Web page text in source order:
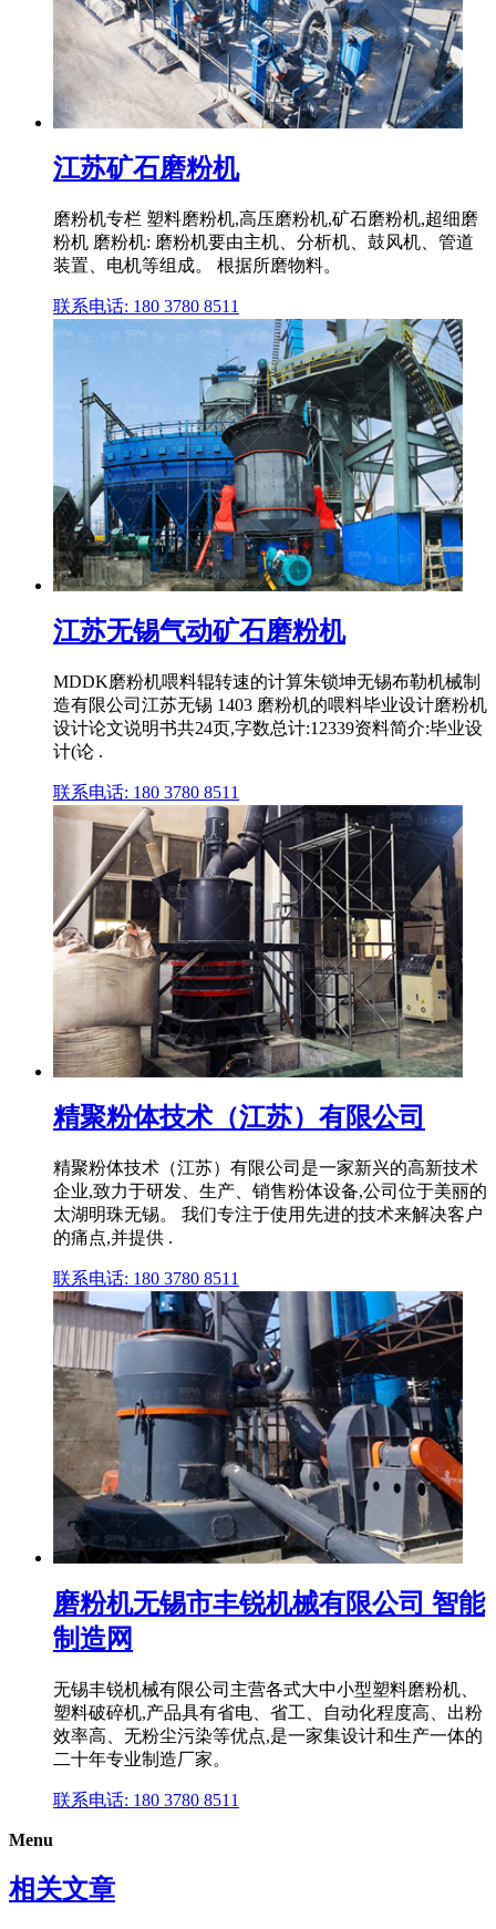
江苏矿石磨粉机
磨粉机专栏 塑料磨粉机,高压磨粉机,矿石磨粉机,超细磨
粉机 磨粉机: 磨粉机要由主机、分析机、鼓风机、管道
装置、电机等组成。 根据所磨物料。
联系电话: 180 3780 8511
江苏无锡气动矿石磨粉机
MDDK磨粉机喂料辊转速的计算朱锁坤无锡布勒机械制
造有限公司江苏无锡 1403 磨粉机的喂料毕业设计磨粉机
设计论文说明书共24页,字数总计:12339资料简介:毕业设
计(论 .
联系电话: 180 3780 8511
精聚粉体技术（江苏）有限公司
精聚粉体技术（江苏）有限公司是一家新兴的高新技术
企业,致力于研发、生产、销售粉体设备,公司位于美丽的
太湖明珠无锡。 我们专注于使用先进的技术来解决客户
的痛点,并提供 .
联系电话: 180 3780 8511
磨粉机无锡市丰锐机械有限公司 智能
制造网
无锡丰锐机械有限公司主营各式大中小型塑料磨粉机、
塑料破碎机,产品具有省电、省工、自动化程度高、出粉
效率高、无粉尘污染等优点,是一家集设计和生产一体的
二十年专业制造厂家。
联系电话: 180 3780 8511
Menu
相关文章